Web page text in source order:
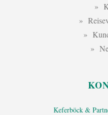
Keferböck &